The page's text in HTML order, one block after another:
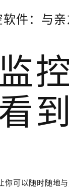
件：与
可以随时随地